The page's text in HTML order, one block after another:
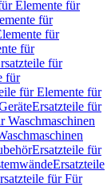
Elemente für
für
für
für
für
für
für Elemente für
Ersatzteile für
Waschmaschinen
Ersatzteile für
Ersatzteile
für Für